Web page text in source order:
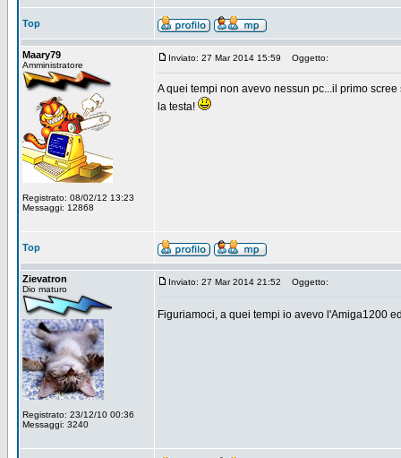
Top
Maary79
Amministratore
Registrato: 08/02/12 13:23
Messaggi: 12868
Inviato: 27 Mar 2014 15:59 Oggetto:
A quei tempi non avevo nessun pc...il primo
la testa!
Top
Zievatron
Dio maturo
Registrato: 23/12/10 00:36
Messaggi: 3240
Inviato: 27 Mar 2014 21:52 Oggetto:
Figuriamoci, a quei tempi io avevo l'Amiga1200